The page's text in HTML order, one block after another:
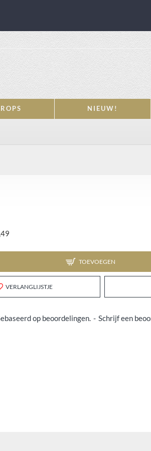
NIEUW!
op beoordelingen. - Schrijf een
TOEVOEGEN
VERLANGLIJSTJE